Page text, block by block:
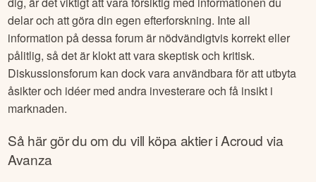
delar och att göra din egen efterforskning. Inte all
information på dessa forum är nödvändigtvis korrekt eller
pålitlig, så det är klokt att vara skeptisk och kritisk.
Diskussionsforum kan dock vara användbara för att utbyta
åsikter och idéer med andra investerare och få insikt i
marknaden.
Så här gör du om du vill köpa aktier iAcroud via
Avanza